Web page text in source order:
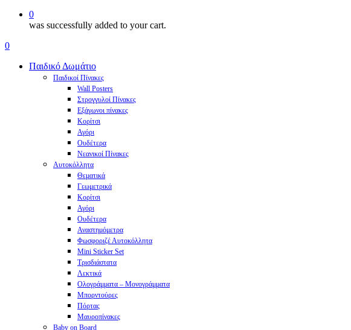
0
was successfully added to your cart.
Menu
search
account
0
Παιδικό Δωμάτιο
Παιδικοί Πίνακες
Wall Posters
Στρογγυλοί Πίνακες
Εξάγωνοι πίνακες
Κορίτσι
Αγόρι
Ουδέτερα
Νεανικοί Πίνακες
Αυτοκόλλητα
Θεματικά
Γεωμετρικά
Κορίτσι
Αγόρι
Ουδέτερα
Αναστημόμετρα
Φωσφοριζέ Αυτοκόλλητα
Mini Sticker Set
Tρισδιάστατα
Λεκτικά
Ολογράμματα – Μονογράμματα
Μπορντούρες
Πόρτας
Μαυροπίνακες
Baby on Board